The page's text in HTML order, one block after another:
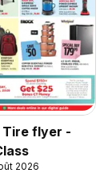
Tire flyer -
2026